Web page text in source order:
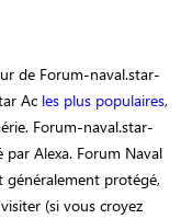
de Forum-naval.star-
Ac les plus populaires,
Forum-naval.star-
Alexa. Forum Naval
généralement protégé,
(si vous croyez